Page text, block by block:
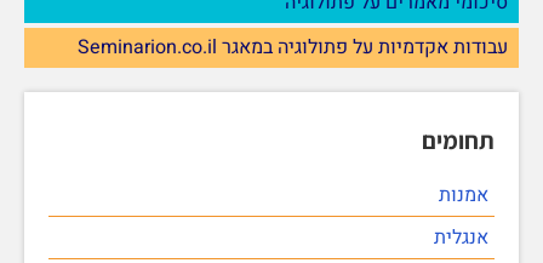
עבודות אקדמיות על פתולוגיה במאגר Seminarion.co.il
תחומים
אמנות
אנגלית